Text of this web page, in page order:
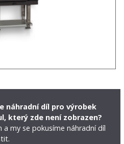
náhradní díl pro výrobek
který zde není zobrazen?
a my se pokusíme náhradní díl